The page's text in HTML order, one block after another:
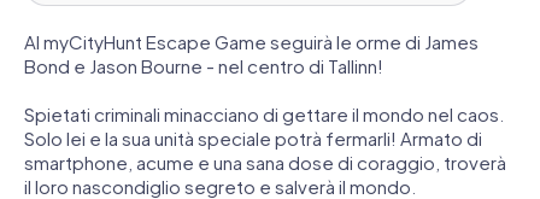
Al myCityHunt Escape Game seguirà le orme di James
Bond e Jason Bourne - nel centro di Tallinn!
Spietati criminali minacciano di gettare il mondo nel caos.
Solo lei e la sua unità speciale potrà fermarli! Armato di
smartphone, acume e una sana dose di coraggio, troverà
il loro nascondiglio segreto e salverà il mondo.